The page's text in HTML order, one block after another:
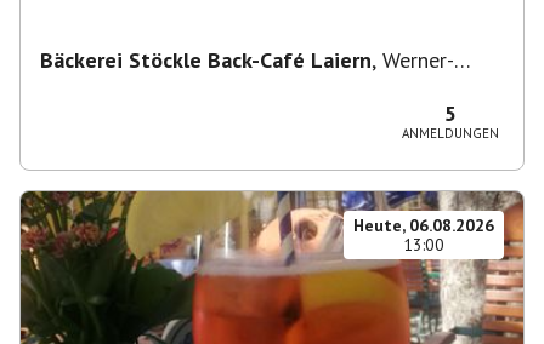
Bäckerei Stöckle Back-Café Laiern, Werner-
5
ANMELDUNGEN
Heute, 06.08.2026
13:00